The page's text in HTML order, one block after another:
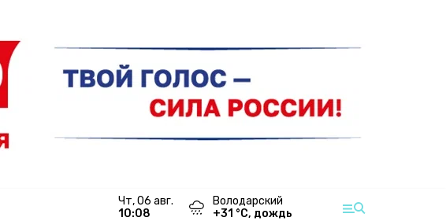
чт, 06 авг.
10:08
Володарский
+31 °С, дождь